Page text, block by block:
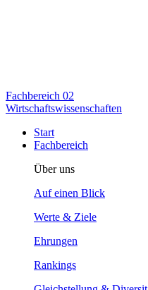
Fachbereich 02
Wirtschaftswissenschaften
Start
Fachbereich
Über uns
Auf einen Blick
Werte & Ziele
Ehrungen
Rankings